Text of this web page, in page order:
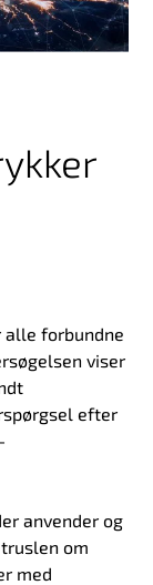
alle forbundne
viser
efter
anvender og
om
med